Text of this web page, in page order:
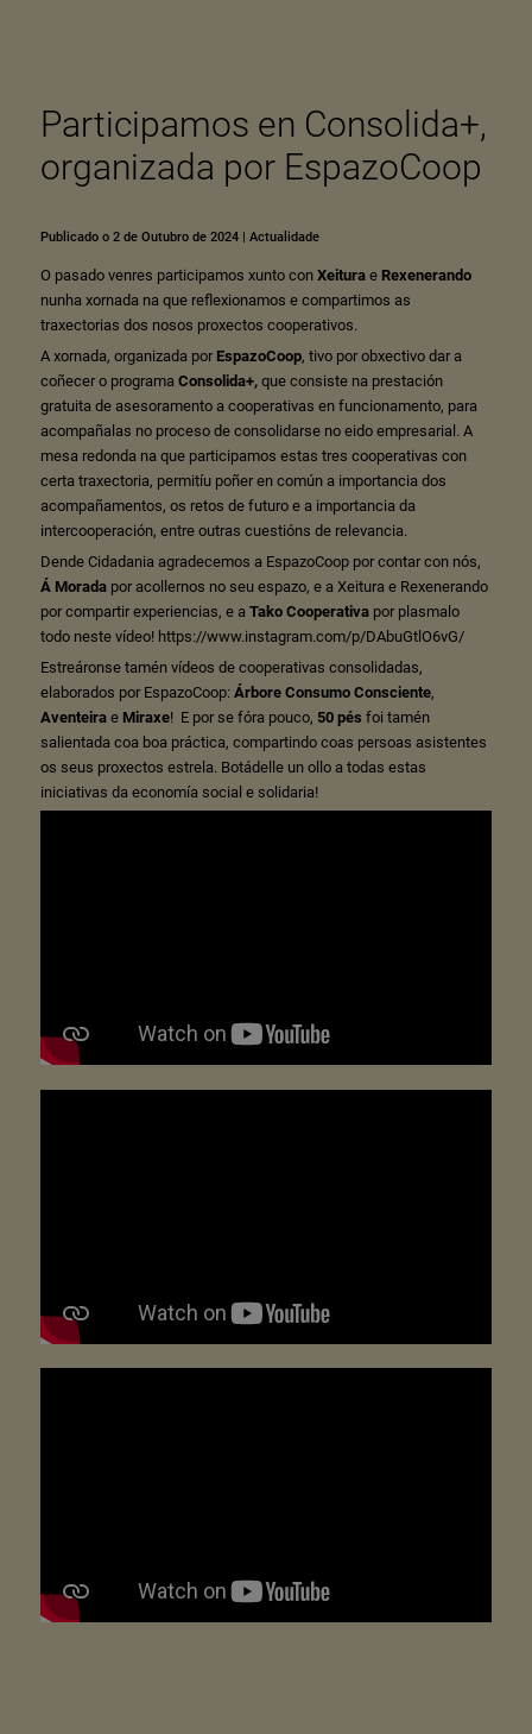
Participamos en Consolida+,
organizada por EspazoCoop
Publicado o 2 de Outubro de 2024| Actualidade
O pasado venres participamos xunto con Xeitura e Rexenerando
nunha xornada na que reflexionamos e compartimos as
traxectorias dos nosos proxectos cooperativos.
A xornada, organizada por EspazoCoop, tivo por obxectivo dar a
coñecer o programa Consolida+,que consiste na prestación
gratuita de asesoramento a cooperativas en funcionamento, para
acompañalas no proceso de consolidarse no eido empresarial. A
mesa redonda na que participamos estas tres cooperativas con
certa traxectoria, permitíu poñer en común a importancia dos
acompañamentos, os retos de futuro e a importancia da
intercooperación, entre outras cuestións de relevancia.
Dende Cidadania agradecemos a EspazoCoop por contar con nós,
Á Moradapor acollernos no seu espazo, e a Xeitura e Rexenerando
por compartir experiencias, e a Tako Cooperativapor plasmalo
todo neste vídeo! https://www.instagram.com/p/DAbuGtlO6vG/
Estreáronse tamén vídeos de cooperativas consolidadas,
elaborados por EspazoCoop: Árbore Consumo Consciente,
Aventeira e Miraxe! E por se fóra pouco, 50 pés foi tamén
salientada coa boa práctica, compartindo coas persoas asistentes
os seus proxectos estrela. Botádelle un ollo a todas estas
iniciativas da economía social e solidaria!